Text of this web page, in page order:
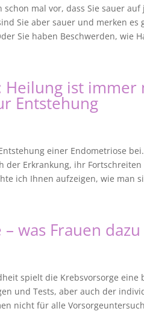
schon mal vor, dass Sie sauer
Sie aber sauer und merken
Sie haben Beschwerden, wie
ist immer
Entstehung
einer Endometriose
der Erkrankung, ihr
ich Ihnen aufzeigen, wie man
was Frauen
spielt die Krebsvorsorge eine
und Tests, aber auch der
nicht für alle